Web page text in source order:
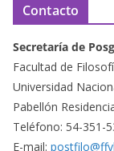
Contacto
Secretaría de
Facultad de
Universidad
Pabellón
Teléfono: 54-351-
E-mail: